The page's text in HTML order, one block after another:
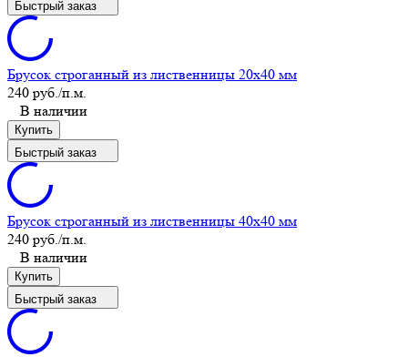
Быстрый заказ
Брусок строганный из лиственницы 20x40 мм
240 руб./п.м.
В наличии
Купить
Быстрый заказ
Брусок строганный из лиственницы 40x40 мм
240 руб./п.м.
В наличии
Купить
Быстрый заказ